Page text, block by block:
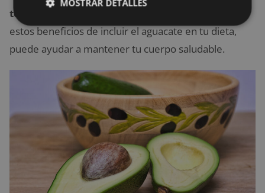
toxinas de forma periódica
estos beneficios de incluir el aguacate en tu dieta,
puede ayudar a mantener tu cuerpo saludable.
MOSTRAR DETALLES